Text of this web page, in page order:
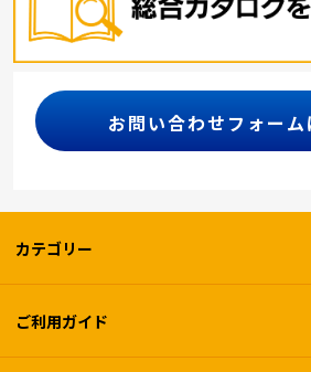
お問い合わせフォーム
カテゴリー
ご利用ガイド